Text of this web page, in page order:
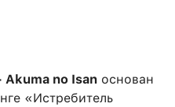
Akuma no Isan основан
«Истребитель